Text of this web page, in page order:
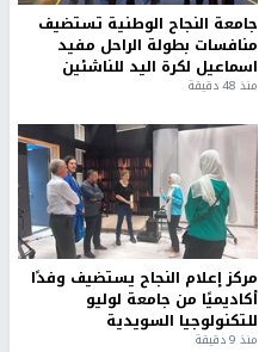
جامعة النجاح الوطنية تستضيف
منافسات بطولة الراحل مفيد
اسماعيل لكرة اليد للناشئين
منذ 48 دقيقة
مركز إعلام النجاح يستضيف وفدًا
أكاديميًا من جامعة لوليو
للتكنولوجيا السويدية
منذ 9 دقيقة